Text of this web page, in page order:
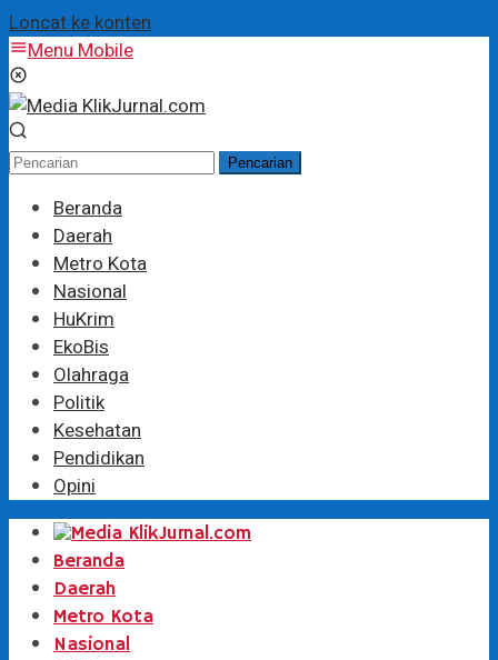
Loncat ke konten
Menu Mobile
Pencarian
Beranda
Daerah
Metro Kota
Nasional
HuKrim
EkoBis
Olahraga
Politik
Kesehatan
Pendidikan
Opini
Beranda
Daerah
Metro Kota
Nasional